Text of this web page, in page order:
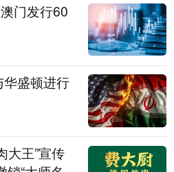
门发行60
盛顿进行
大王”宣传